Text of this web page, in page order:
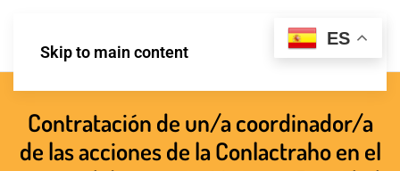
Skip to main content
Contratación de un/a coordinador/a
de las acciones de la Conlactraho en el
ES